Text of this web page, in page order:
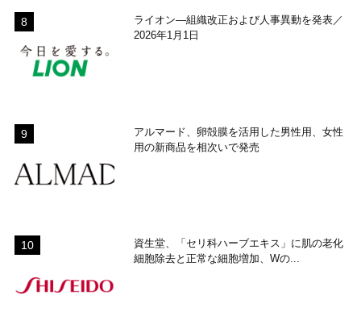
ライオン―組織改正および人事異動を発表／
2026年1月1日
アルマード、卵殻膜を活用した男性用、女性
用の新商品を相次いで発売
資生堂、「セリ科ハーブエキス」に肌の老化
細胞除去と正常な細胞増加、Wの...